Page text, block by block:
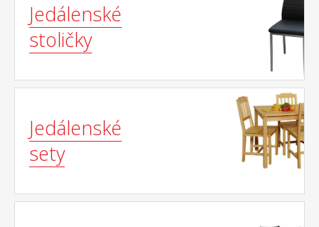
Jedálenské
stoličky
Jedálenské
sety